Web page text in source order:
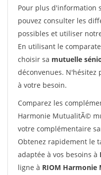
Pour plus d'information
pouvez consulter les
possibles et utiliser
En utilisant le
choisir sa mutuelle
déconvenues.
à votre besoin.
Comparez les
Harmonie MutualitÃ©
votre complémentaire
Obtenez rapidement le
adaptée à vos besoins à
ligne à RIOM